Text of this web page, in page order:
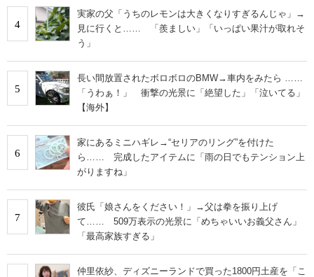
4
実家の父「うちのレモンは大きくなりすぎるんじゃ」→
見に行くと…… 「羨ましい」「いっぱい果汁が取れそ
う」
5
長い間放置されたボロボロのBMW→車内をみたら ……
「うわぁ！」 衝撃の光景に「絶望した」「泣いてる」
【海外】
6
家にあるミニハギレ→“セリアのリング”を付けた
ら…… 完成したアイテムに「雨の日でもテンション上
がりますね」
7
彼氏「娘さんをください！」→父は拳を振り上げ
て…… 509万表示の光景に「めちゃいいお義父さん」
「最高家族すぎる」
仲里依紗、ディズニーランドで買った1800円土産を「こ